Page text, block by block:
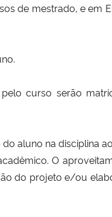
de mestrado, e em
curso serão
aluno na disciplina
O
do projeto e/ou